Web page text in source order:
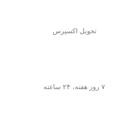
تحویل اکسپرس
۷ روز هفته، ۲۴ ساعته